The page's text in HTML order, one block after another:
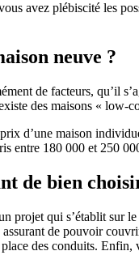
avez plébiscité les
neuve ?
de facteurs, qu’il
des maisons « low-
d’une maison
entre 180 000 et 250
de bien
projet qui s’établit sur
de pouvoir
des conduits. Enfin,